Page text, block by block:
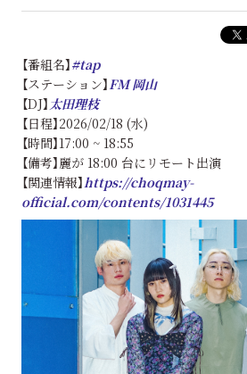
【番組名】#tap
【ステーション】FM 岡山
【DJ】 太田理枝
【日程】2026/02/18 (水)
【時間】17:00 ~ 18:55
【備考】麗が 18:00 台にリモート出演
【関連情報】https://choqmay-
official.com/contents/1031445